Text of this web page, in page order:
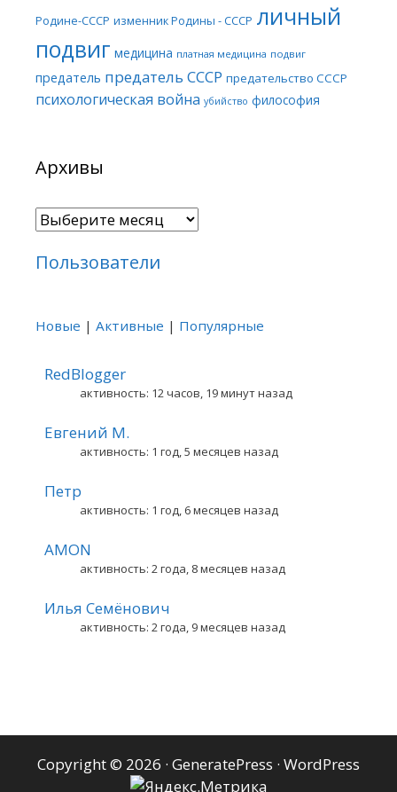
Родине-СССР изменник Родины - СССР личный
подвиг медицина платная медицина подвиг
предатель предатель СССР предательство СССР
психологическая война убийство философия
Архивы
Архивы
Пользователи
Новые | Активные | Популярные
RedBlogger
активность: 12 часов, 19 минут назад
Евгений М.
активность: 1 год, 5 месяцев назад
Петр
активность: 1 год, 6 месяцев назад
AMON
активность: 2 года, 8 месяцев назад
Илья Семёнович
активность: 2 года, 9 месяцев назад
Copyright © 2026 · GeneratePress · WordPress